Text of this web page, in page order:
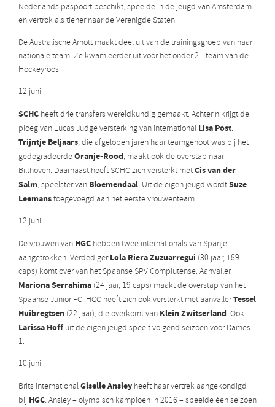
Nederlands paspoort beschikt, speelde in de jeugd van Amsterdam
en vertrok als tiener naar de Verenigde Staten.
De Australische Arnott maakt deel uit van de trainingsgroep van haar
nationale team. Ze kwam eerder uit voor het onder 21-team van de
Hockeyroos.
12 juni
SCHC heeft drie transfers wereldkundig gemaakt. Achterin krijgt de
ploeg van Lucas Judge versterking van international Lisa Post.
Trijntje Beljaars, die afgelopen jaren haar teamgenoot was bij het
gedegradeerdeOranje-Rood, maakt ook de overstap naar
Bilthoven. Daarnaast heeft SCHC zich versterkt metCis van der
Salm, speelster van Bloemendaal. Uit de eigen jeugd wordtSuze
Leemanstoegevoegd aan het eerste vrouwenteam.
12 juni
De vrouwen van HGC hebben twee internationals van Spanje
aangetrokken. VerdedigerLola Riera Zuzuarregui (30 jaar, 189
caps) komt over van het Spaanse SPV Complutense. Aanvaller
Mariona Serrahima (24 jaar, 19 caps) maakt de overstap van het
Spaanse Junior FC. HGC heeft zich ook versterkt met aanvallerTessel
Huibregtsen (22 jaar), die overkomt van Klein Zwitserland. Ook
Larissa Hoff uit de eigen jeugd speelt volgend seizoen voor Dames
1.
10 juni
Brits internationalGiselle Ansley heeft haar vertrek aangekondigd
bij HGC. Ansley – olympisch kampioen in 2016 – speelde één seizoen